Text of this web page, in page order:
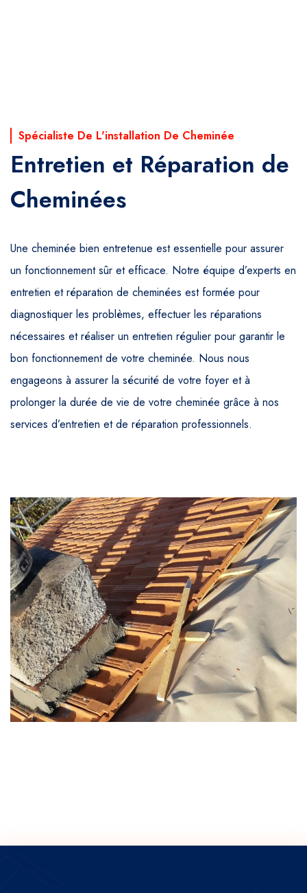
Spécialiste De L'installation De Cheminée
Entretien et Réparation de
Cheminées
Une cheminée bien entretenue est essentielle pour assurer
un fonctionnement sûr et efficace. Notre équipe d’experts en
entretien et réparation de cheminées est formée pour
diagnostiquer les problèmes, effectuer les réparations
nécessaires et réaliser un entretien régulier pour garantir le
bon fonctionnement de votre cheminée. Nous nous
engageons à assurer la sécurité de votre foyer et à
prolonger la durée de vie de votre cheminée grâce à nos
services d’entretien et de réparation professionnels.